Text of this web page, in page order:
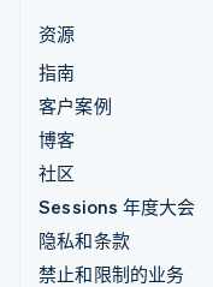
资源
指南
客户案例
博客
社区
Sessions 年度大会
隐私和条款
禁止和限制的业务